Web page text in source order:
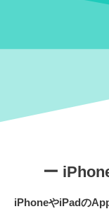
ー
iPhoneやiPadの